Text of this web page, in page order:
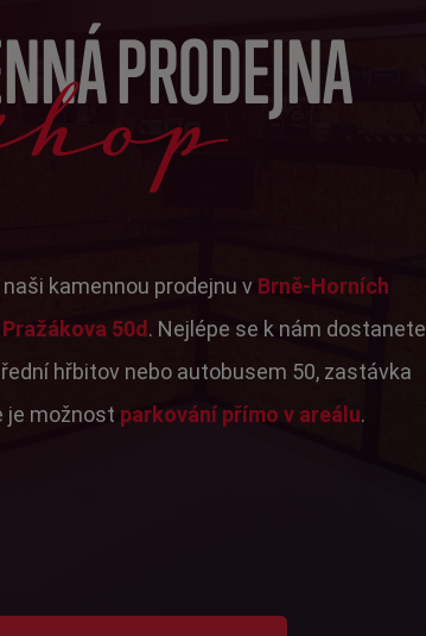
PRODEJNA
kamennou prodejnu v Brně-Horních
Pražákova 50d . Nejlépe se k nám dostanete
hřbitov nebo autobusem 50, zastávka
je možnost parkování přímo v areálu.